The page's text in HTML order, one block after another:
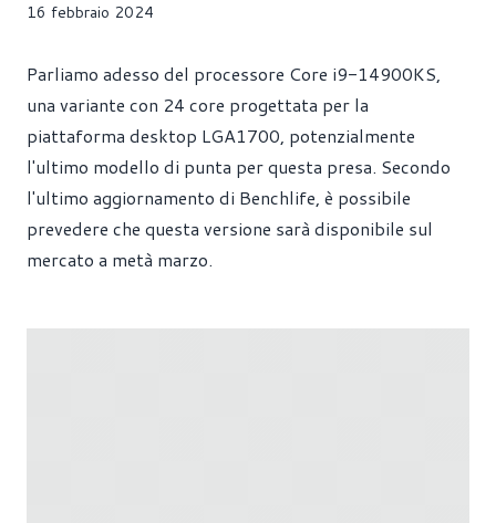
16 febbraio 2024
Parliamo adesso del processore Core i9-14900KS,
una variante con 24 core progettata per la
piattaforma desktop LGA1700, potenzialmente
l'ultimo modello di punta per questa presa. Secondo
l'ultimo aggiornamento di Benchlife, è possibile
prevedere che questa versione sarà disponibile sul
mercato a metà marzo.